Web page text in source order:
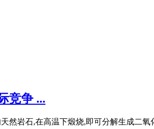
竞争 ...
然岩石,在高温下煅烧,即可分解生成二